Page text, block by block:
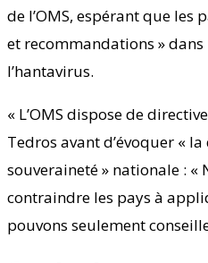
de l’OMS, espérant que les
et recommandations »
l’hantavirus.
« L’OMS dispose de
Tedros avant d’évoquer «
souveraineté » nationale : «
contraindre les pays à
pouvons seulement